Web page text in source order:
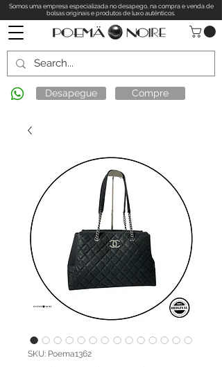
Somos uma empresa especializada no desapego, na compra e venda de
bolsas originais e produtos de luxo autênticos.
Desapegue Compre
SKU: Poema1362